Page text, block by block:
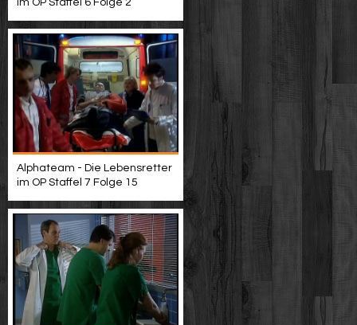
im OP Staffel 6 Folge 2
Alphateam - Die Lebensretter
im OP Staffel 7 Folge 15